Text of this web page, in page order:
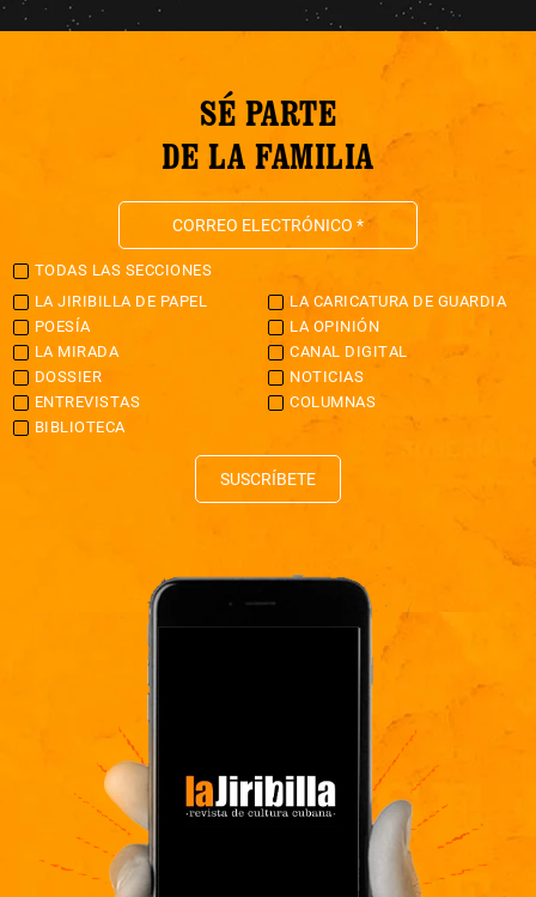
SÉ PARTE
DE LA FAMILIA
TODAS LAS SECCIONES
LA JIRIBILLA DE PAPEL
LA CARICATURA DE GUARDIA
POESÍA
LA OPINIÓN
LA MIRADA
CANAL DIGITAL
DOSSIER
NOTICIAS
ENTREVISTAS
COLUMNAS
BIBLIOTECA
SUSCRÍBETE